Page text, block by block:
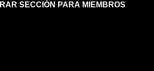
SECCIÓN PARA MIEMBROS